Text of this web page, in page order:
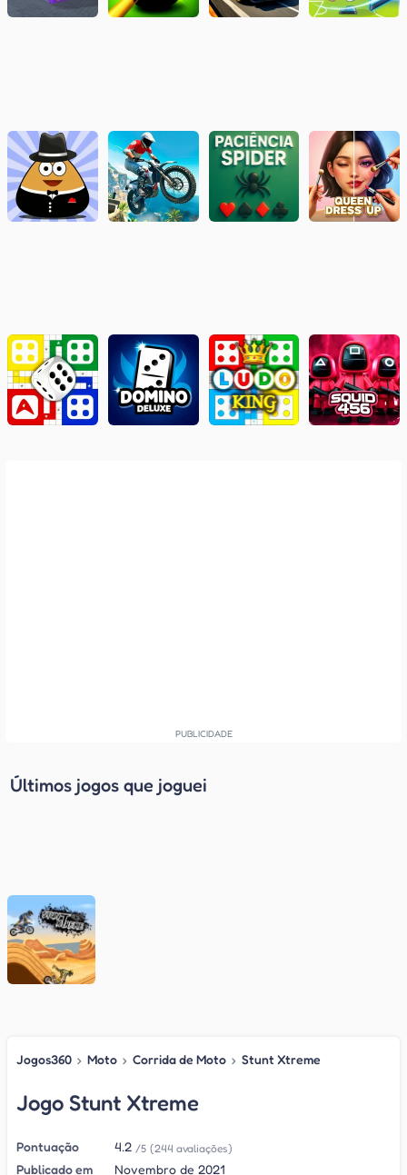
Últimos jogos que joguei
Jogos360 › Moto › Corrida de Moto › Stunt Xtreme
Jogo Stunt Xtreme
Pontuação 4.2 /5 (244 avaliações)
Publicado em
Novembro de 2021